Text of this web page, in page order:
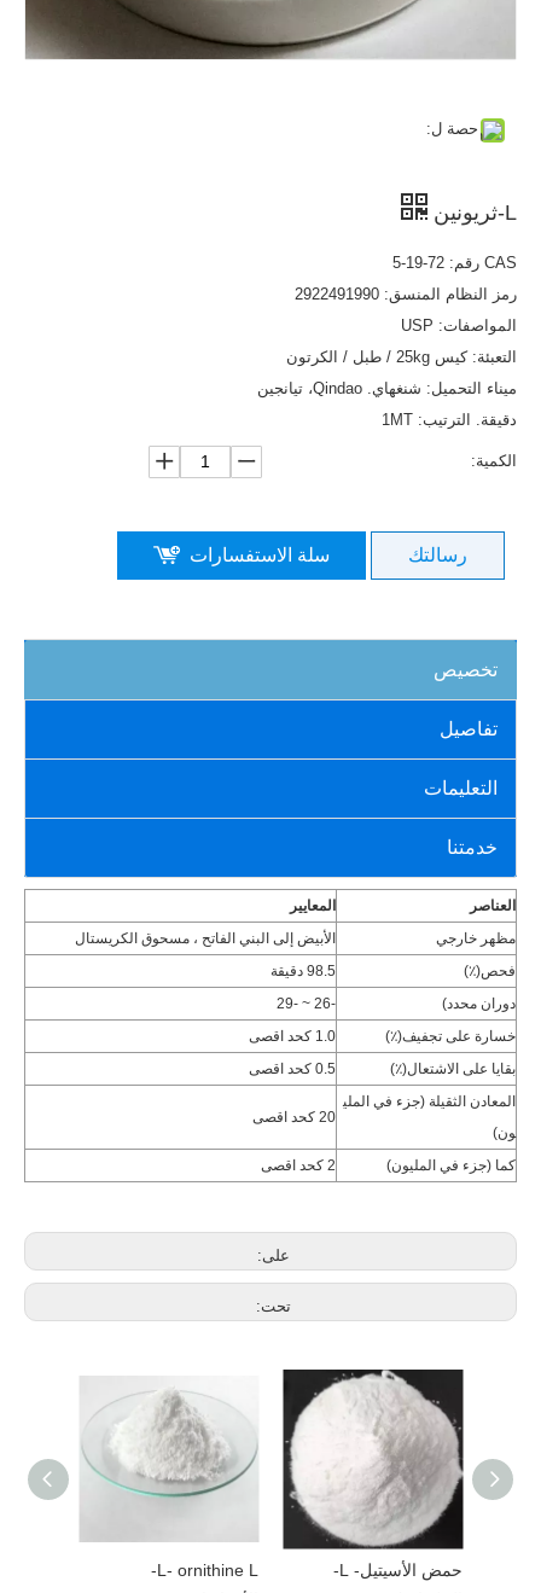
حصة ل:
L-ثريونين
CAS رقم: 72-19-5
رمز النظام المنسق: 2922491990
المواصفات: USP
التعبئة: كيس 25kg / طبل / الكرتون
ميناء التحميل: شنغهاي. Qindao، تيانجين
دقيقة. الترتيب: 1MT
الكمية:
رسالتك سلة الاستفسارات
تخصيص
تفاصيل
التعليمات
خدمتنا
العناصر
المعايير
مظهر خارجي
الأبيض إلى البني الفاتح ، مسحوق الكريستال
فحص(٪)
98.5 دقيقة
دوران محدد)
-26 ~ -29
خسارة على تجفيف(٪)
1.0 كحد اقصى
بقايا على الاشتعال(٪)
0.5 كحد اقصى
المعادن الثقيلة (جزء في الملي
ون)
20 كحد اقصى
كما (جزء في المليون) 2 كحد اقصى
على:
تحت:
L- ornithine L-
حمض الأسيتيل- L-